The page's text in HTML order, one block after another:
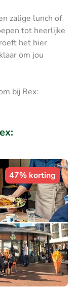
zalige lunch of
tot heerlijke
het hier
om jou
bij Rex:
47% korting